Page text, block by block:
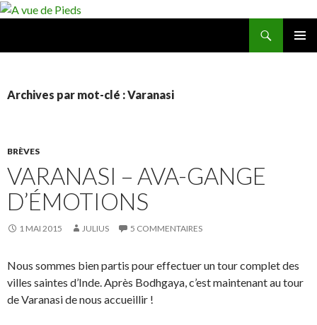
Archives par mot-clé : Varanasi
BRÈVES
VARANASI – AVA-GANGE
D’ÉMOTIONS
1 MAI 2015 JULIUS 5 COMMENTAIRES
Nous sommes bien partis pour effectuer un tour complet des
villes saintes d’Inde. Après Bodhgaya, c’est maintenant au tour
de Varanasi de nous accueillir !